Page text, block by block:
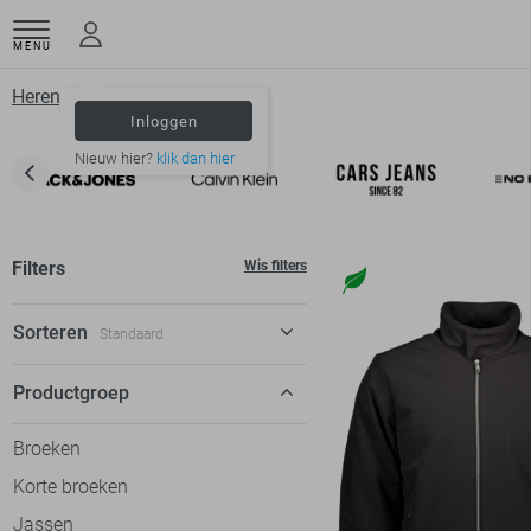
MENU
Inloggen
Nieuw hier? klik dan hier
Herenkleding Matinique
Filters Wis filters
Sorteren Standaard
Standaard
Productgroep
Broeken
Korte broeken
Jassen